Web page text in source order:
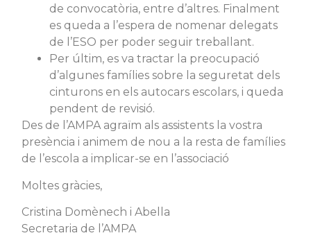
de convocatòria, entre d’altres. Finalment
es queda a l’espera de nomenar delegats
de l’ESO per poder seguir treballant.
Per últim, es va tractar la preocupació
d’algunes famílies sobre la seguretat dels
cinturons en els autocars escolars, i queda
pendent de revisió.
Des de l’AMPA agraïm als assistents la vostra
presència i animem de nou a la resta de famílies
de l’escola a implicar-se en l’associació
Moltes gràcies,
Cristina Domènech i Abella
Secretaria de l’AMPA